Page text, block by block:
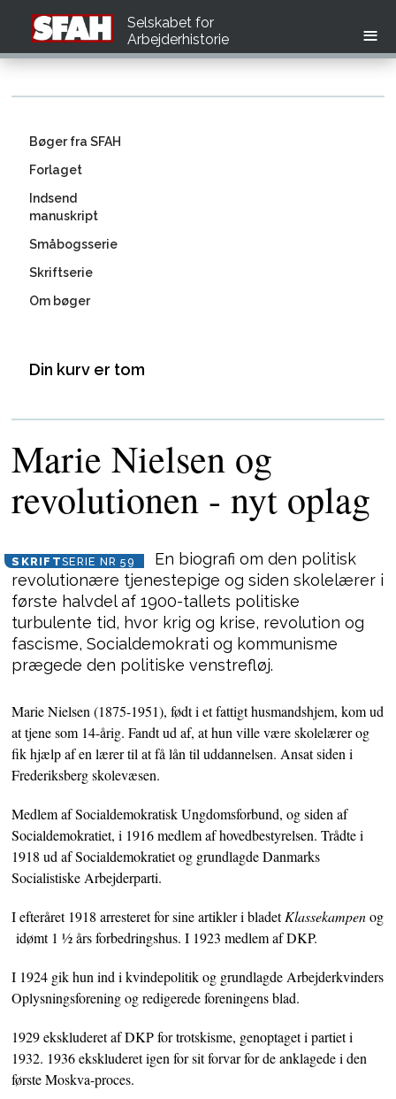
Selskabet for
Arbejderhistorie
Bøger fra SFAH
Forlaget
Indsend
manuskript
Småbogsserie
Skriftserie
Om bøger
Din kurv er tom
Marie Nielsen og
revolutionen - nyt oplag
SKRIFTSERIE NR 59
En biografi om den politisk
revolutionære tjenestepige og sidenskolelærer i
første halvdel af1900-tallets politiske
turbulente tid, hvor krig og krise, revolution og
fascisme,Socialdemokrati og kommunisme
prægede den politiskevenstrefløj.
Marie Nielsen (1875-1951), født i et fattigt husmandshjem, kom ud
at tjene som 14-årig. Fandt ud af, at hun ville være skolelærer og
fik hjælp af en lærer til at få lån til uddannelsen. Ansat siden i
Frederiksberg skolevæsen.
Medlem af Socialdemokratisk Ungdomsforbund, og siden af
Socialdemokratiet, i 1916 medlem af hovedbestyrelsen. Trådte i
1918 ud af Socialdemokratiet og grundlagde Danmarks
Socialistiske Arbejderparti.
I efteråret 1918 arresteret for sine artikler i bladetKlassekampenog
idømt 1 ½ års forbedringshus. I 1923 medlem af DKP.
I 1924 gik hun ind i kvindepolitik og grundlagde Arbejderkvinders
Oplysningsforening og redigerede foreningens blad.
1929 ekskluderet af DKP for trotskisme, genoptaget i partiet i
1932. 1936 ekskluderet igen for sit forvar for de anklagede i den
første Moskva-proces.